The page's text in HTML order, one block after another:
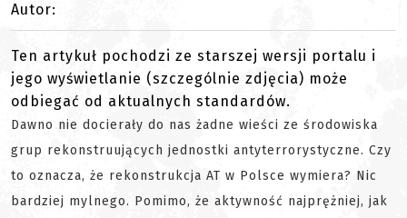
Autor:
Ten artykuł pochodzi ze starszej wersji portalu i
jego wyświetlanie (szczególnie zdjęcia) może
odbiegać od aktualnych standardów.
Dawno nie docierały do nas żadne wieści ze środowiska
grup rekonstruujących jednostki antyterrorystyczne. Czy
to oznacza, że rekonstrukcja AT w Polsce wymiera? Nic
bardziej mylnego. Pomimo, że aktywność najprężniej, jak